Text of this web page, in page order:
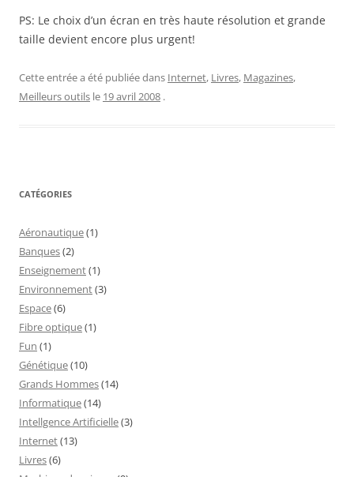
PS: Le choix d’un écran en très haute résolution et grande
taille devient encore plus urgent!
Cette entrée a été publiée dans Internet, Livres, Magazines,
Meilleurs outils le 19 avril 2008 .
CATÉGORIES
Aéronautique(1)
Banques(2)
Enseignement(1)
Environnement(3)
Espace(6)
Fibre optique(1)
Fun (1)
Génétique(10)
Grands Hommes(14)
Informatique(14)
Intellgence Artificielle(3)
Internet(13)
Livres(6)